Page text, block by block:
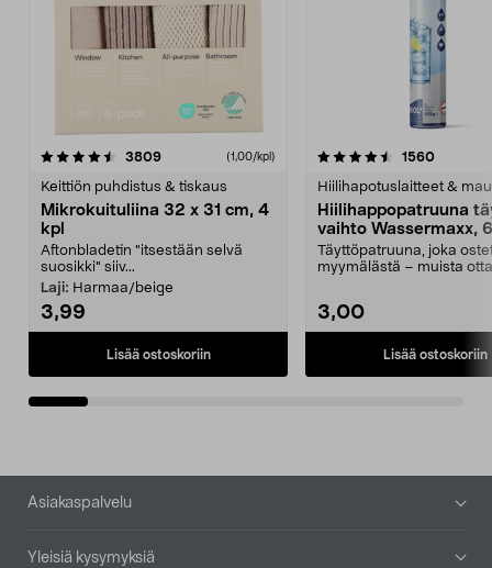
3809arvostelut (1,00/kpl)
Keittiön puhdistus & tiskaus
Mikrokuituliina 32 x 31 cm, 4
kpl
Aftonbladetin "itsestään selvä
suosikki" siiv...
Laji: Harmaa/beige
3,99
Lisää ostoskoriin
4.5viidestä
1560
Hiilihapotuslaitteet &
Hiilihappopatruuna
vaihto Wassermaxx,
Täyttöpatruuna, joka
myymälästä – muista
3,00
Lisää ostoskoriin
4.5viidestä
Alatunniste
Asiakaspalvelu
Yleisiä kysymyksiä